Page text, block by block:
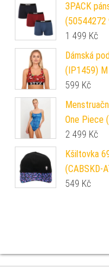
3PACK
1 499 Kč
Dámská
(IP1459) M
599 Kč
One Piece
2 499 Kč
Kšiltovka
(CABSKD-
549 Kč